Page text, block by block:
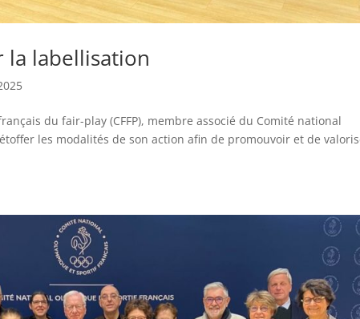
la labellisation
du fair-play (CFFP), membre associé du Comité national
les modalités de son action afin de promouvoir et de